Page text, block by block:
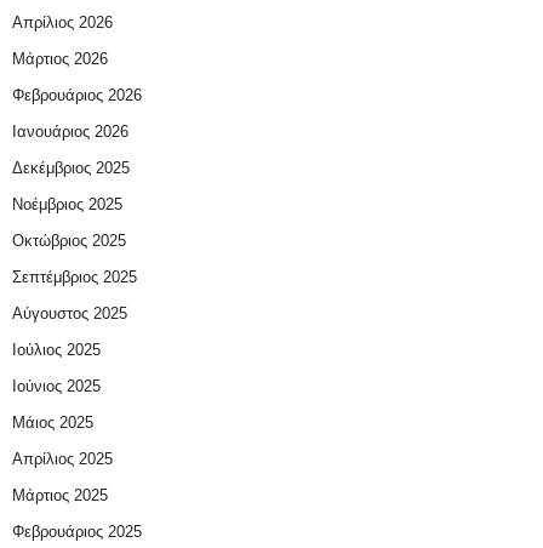
Απρίλιος 2026
Μάρτιος 2026
Φεβρουάριος 2026
Ιανουάριος 2026
Δεκέμβριος 2025
Νοέμβριος 2025
Οκτώβριος 2025
Σεπτέμβριος 2025
Αύγουστος 2025
Ιούλιος 2025
Ιούνιος 2025
Μάιος 2025
Απρίλιος 2025
Μάρτιος 2025
Φεβρουάριος 2025